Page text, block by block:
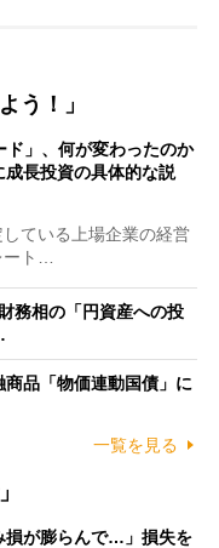
う！」
」、何が変わったのか
長投資の具体的な説
ている上場企業の経営
ト…
務相の「円資産への投
品「物価連動国債」に
一覧を見る
損が膨らんで…」損失を